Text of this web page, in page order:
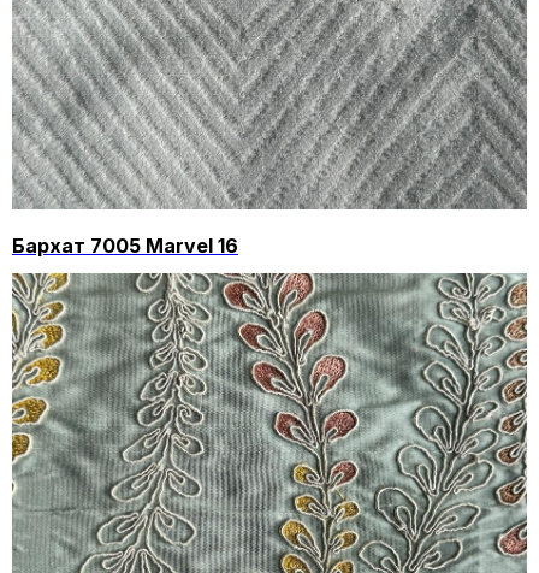
Бархат 7005 Marvel 16